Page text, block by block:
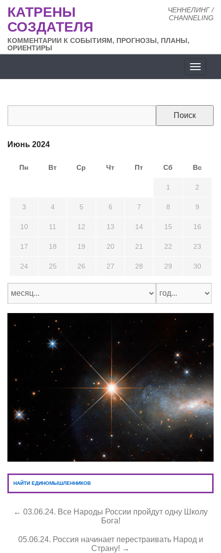
ЧЕННЕЛИНГ /
CHANNELING
КАТРЕНЫ
СОЗДАТЕЛЯ
КОММЕНТАРИИ К СОБЫТИЯМ, ПРОГНОЗЫ, ПЛАНЫ,
ОРИЕНТИРЫ
сайта
Июнь 2024
Пн Вт Ср Чт Пт Сб Вс
1 2
3 4 5 6 7 8 9
10 11 12 13 14 15 16
17 18 19 20 21 22 23
24 25 26 27 28 29 30
НАЙТИ ЕДИНОМЫШЛЕННИКОВ
← 03.06.24. Все Народы России пройдут одну Школу
Бога!
05.06.24. Россия начинает перестраивать Народ и
Страну! →